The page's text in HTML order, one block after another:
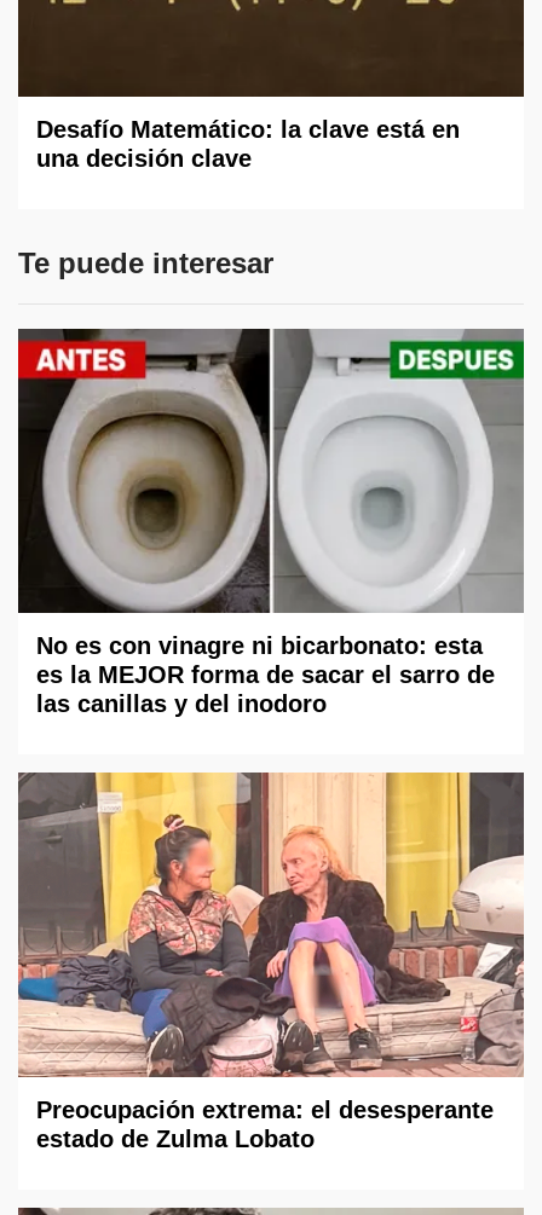
Desafío Matemático: la clave está en
una decisión clave
Te puede interesar
No es con vinagre ni bicarbonato: esta
es la MEJOR forma de sacar el sarro de
las canillas y del inodoro
Preocupación extrema: el desesperante
estado de Zulma Lobato